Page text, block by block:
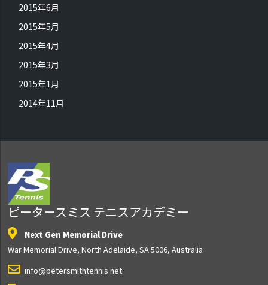
2015年6月
2015年5月
2015年4月
2015年3月
2015年1月
2014年11月
ピータースミス テニスアカデミー
Next Gen Memorial Drive
War Memorial Drive, North Adelaide, SA 5006, Australia
info@petersmithtennis.net